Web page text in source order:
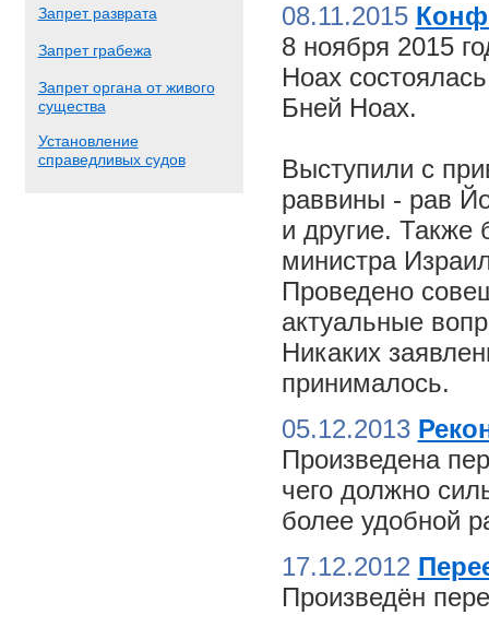
Запрет разврата
Запрет грабежа
Запрет органа от живого
существа
Установление
справедливых судов
08.11.2015
8 ноября 2015
Ноах
Бней Ноах.
Выступили с
раввины - рав
и другие. Также
министра
Проведено
актуальные
Никаких
принималось.
05.12.2013
Произведена
чего должно
более удобной
17.12.2012
Произведён